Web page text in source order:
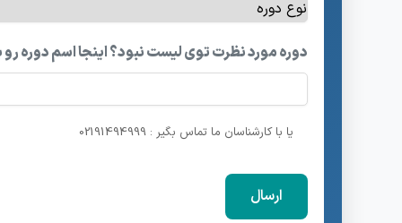
دوره مورد نظرت توی لیست نبود؟ اینجا اسم دوره
یا با کارشناسان ما تماس بگیر : 02191494999